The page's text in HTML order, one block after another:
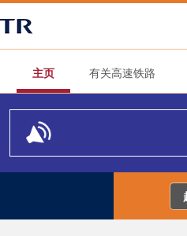
主页 有关高速铁路